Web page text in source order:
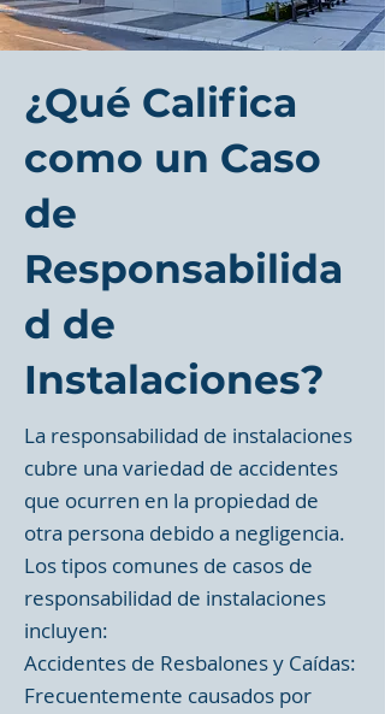
¿Qué Califica
como un Caso
de
Responsabilida
d de
Instalaciones?
La responsabilidad de instalaciones
cubre una variedad de accidentes
que ocurren en la propiedad de
otra persona debido a negligencia.
Los tipos comunes de casos de
responsabilidad de instalaciones
incluyen:
Accidentes de Resbalones y Caídas:
Frecuentemente causados por